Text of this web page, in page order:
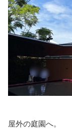
屋外の庭園へ。